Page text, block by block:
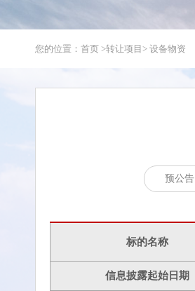
您的位置：首页 >转让项目 > 设备物资
预公告
标的名称
信息披露起始日期